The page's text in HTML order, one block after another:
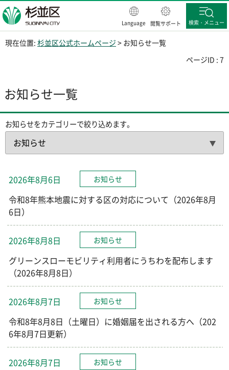
杉並区
Language 閲覧サポート 検索・メニュー
現在位置: 杉並区公式ホームページ > お知らせ一覧
ページID : 7
お知らせ一覧
お知らせをカテゴリーで絞り込めます。
2026年8月6日 お知らせ
令和8年熊本地震に対する区の対応について（2026年8月
6日）
2026年8月8日 お知らせ
グリーンスローモビリティ利用者にうちわを配布します
（2026年8月8日）
2026年8月7日 お知らせ
令和8年8月8日（土曜日）に婚姻届を出される方へ（202
6年8月7日更新）
2026年8月7日 お知らせ